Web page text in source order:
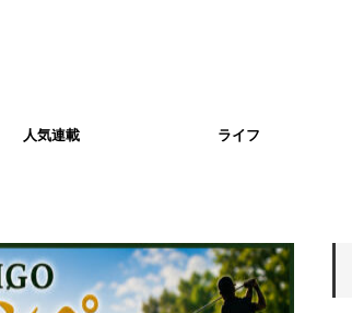
人気連載 ライフ